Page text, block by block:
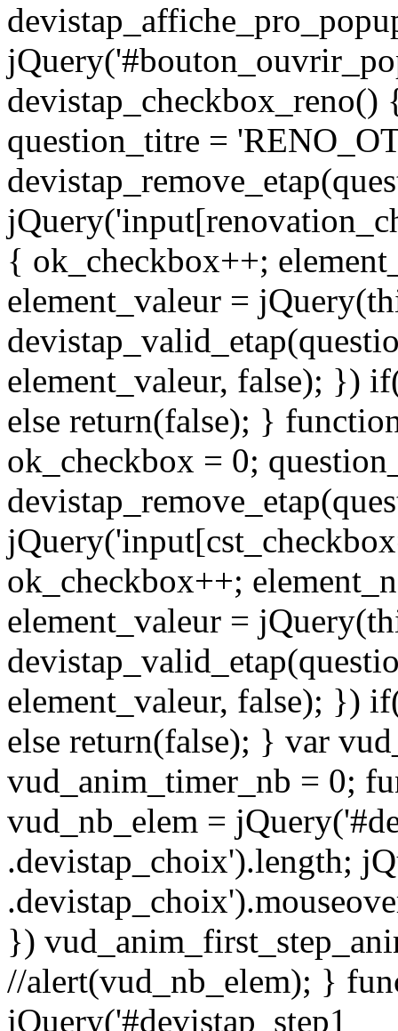
question_titre =
{ ok_checkbox++;
element_valeur =
element_valeur, false); })
else return(false); }
ok_checkbox = 0;
ok_checkbox++;
element_valeur =
element_valeur, false); })
else return(false); } var
vud_anim_timer_nb = 0;
vud_nb_elem =
.devistap_choix').length;
})
//alert(vud_nb_elem); }
jQuery('#devistap_step1